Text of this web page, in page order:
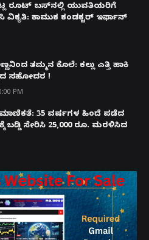
ರೂಟ್ ಬಸ್‌ನಲ್ಲಿ ಯುವತಿಯರಿಗೆ
ವಿಕೃತಿ: ಕಾಮುಕ ಕಂಡಕ್ಟರ್ ಇರ್ಫಾನ್
ತಮ್ಮನ ಕೊಲೆ: ಕಲ್ಲು ಎತ್ತಿ ಹಾಕಿ
ಸಹೋದರ !
PM
35 ವರ್ಷಗಳ ಹಿಂದೆ ಪಡೆದ
ಬಡ್ಡಿ ಸೇರಿಸಿ 25,000 ರೂ. ಮರಳಿಸಿದ